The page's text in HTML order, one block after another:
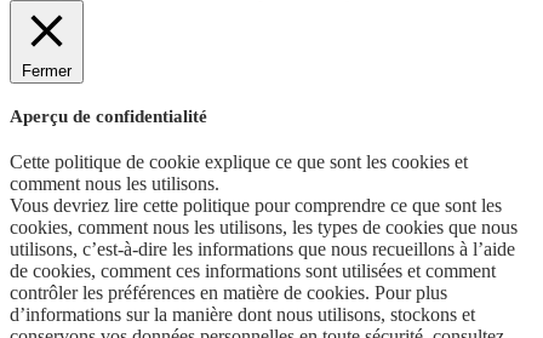
Fermer
Aperçu de confidentialité
Cette politique de cookie explique ce que sont les cookies et
comment nous les utilisons.
Vous devriez lire cette politique pour comprendre ce que sont les
cookies, comment nous les utilisons, les types de cookies que nous
utilisons, c’est-à-dire les informations que nous recueillons à l’aide
de cookies, comment ces informations sont utilisées et comment
contrôler les préférences en matière de cookies. Pour plus
d’informations sur la manière dont nous utilisons, stockons et